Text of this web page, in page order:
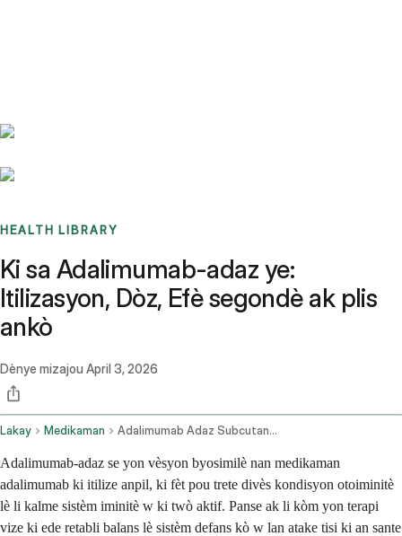
HEALTH LIBRARY
Ki sa Adalimumab-adaz ye:
Itilizasyon, Dòz, Efè segondè ak plis
ankò
Dènye mizajou April 3, 2026
Lakay Medikaman Adalimumab Adaz Subcutaneous Route
Adalimumab-adaz se yon vèsyon byosimilè nan medikaman
adalimumab ki itilize anpil, ki fèt pou trete divès kondisyon otoiminitè
lè li kalme sistèm iminitè w ki twò aktif. Panse ak li kòm yon terapi
vize ki ede retabli balans lè sistèm defans kò w lan atake tisi ki an sante